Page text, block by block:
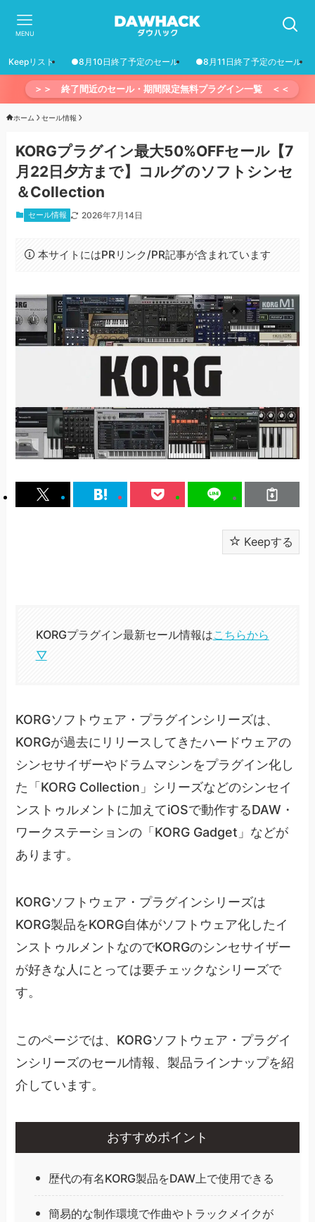
MENU
Keepリスト ●8月10日終了予定のセール ●8月11日終了予定のセール
＞＞ 終了間近のセール・期間限定無料プラグイン一覧 ＜＜
ホーム セール情報
KORGプラグイン最大50%OFFセール【7
月22日夕方まで】コルグのソフトシンセ
＆Collection
セール情報 2026年7月14日
本サイトにはPRリンク/PR記事が含まれています
Keepする
KORGプラグイン最新セール情報はこちらから
▽
KORGソフトウェア・プラグインシリーズは、
KORGが過去にリリースしてきたハードウェアの
シンセサイザーやドラムマシンをプラグイン化し
た「KORG Collection」シリーズなどのシンセイ
ンストゥルメントに加えてiOSで動作するDAW・
ワークステーションの「KORG Gadget」などが
あります。
KORGソフトウェア・プラグインシリーズは
KORG製品をKORG自体がソフトウェア化したイ
ンストゥルメントなのでKORGのシンセサイザー
が好きな人にとっては要チェックなシリーズで
す。
このページでは、KORGソフトウェア・プラグイ
ンシリーズのセール情報、製品ラインナップを紹
介しています。
おすすめポイント
歴代の有名KORG製品をDAW上で使用できる
簡易的な制作環境で作曲やトラックメイクが